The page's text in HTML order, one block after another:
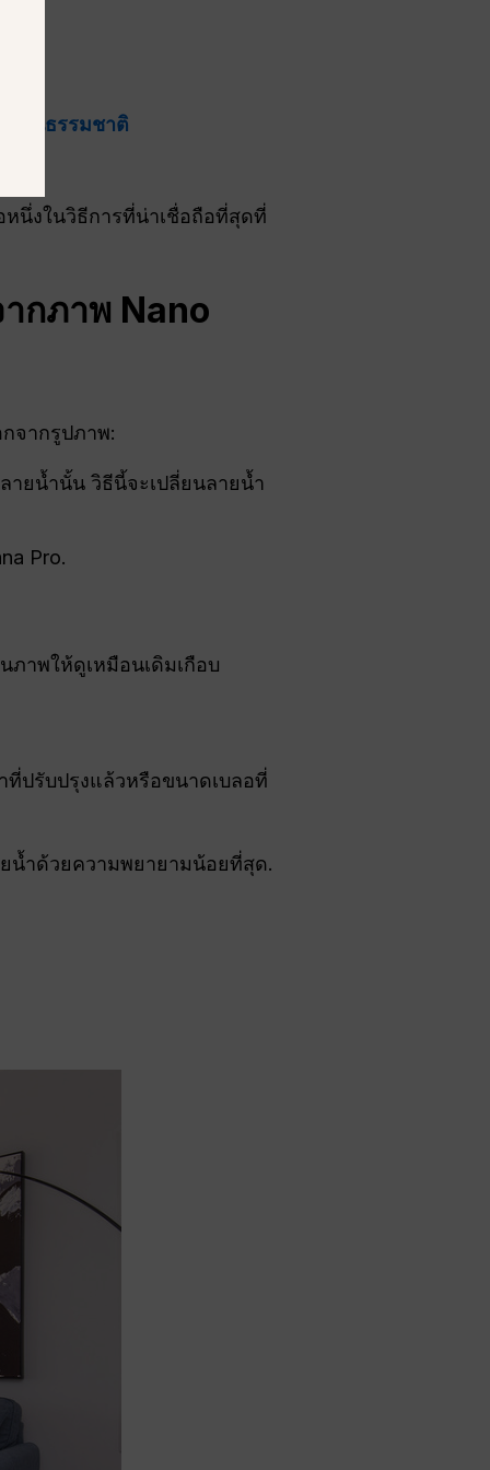
เป็นธรรมชาติ
นึ่งในวิธีการที่น่าเชื่อถือที่สุดที่
กภาพ Nano
จากรูปภาพ:
ายน้ำนั้น วิธีนี้จะเปลี่ยนลายน้ำ
Pro.
ภาพให้ดูเหมือนเดิมเกือบ
ปรับปรุงแล้วหรือขนาดเบลอที่
น้ำด้วยความพยายามน้อยที่สุด.